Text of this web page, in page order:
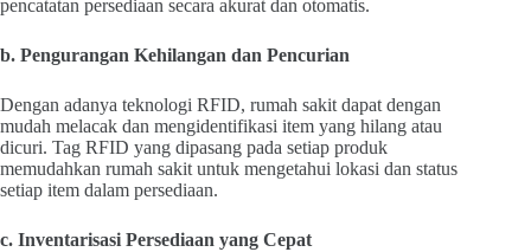
pencatatan persediaan secara akurat dan otomatis.
b. Pengurangan Kehilangan dan Pencurian
Dengan adanya teknologi RFID, rumah sakit dapat dengan
mudah melacak dan mengidentifikasi item yang hilang atau
dicuri. Tag RFID yang dipasang pada setiap produk
memudahkan rumah sakit untuk mengetahui lokasi dan status
setiap item dalam persediaan.
c. Inventarisasi Persediaan yang Cepat